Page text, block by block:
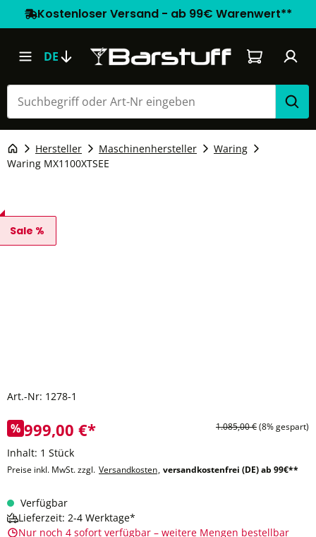
Kostenloser Versand - ab 99€ Warenwert**
DE Warenkorb
Hersteller Maschinenhersteller
Waring
Waring MX1100XTSEE
Sale %
Art.-Nr: 1278-1
% 999,00 €* 1.085,00 €(8% gespart)
Inhalt: 1 Stück
Preise inkl. MwSt. zzgl. Versandkosten, versandkostenfrei (DE) ab 99€**
Verfügbar
Lieferzeit: 2-4 Werktage*
Nur noch 4 sofort verfügbar – weitere Mengen bestellbar